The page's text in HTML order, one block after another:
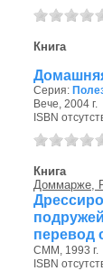
Книга
Серия:
Вече, 2004 г.
ISBN
Книга
Доммарже,
перевод
СММ, 1993 г.
ISBN